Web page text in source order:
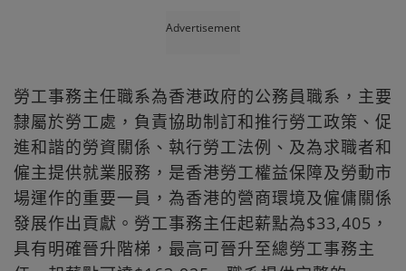
Advertisement
勞工事務主任職系為香港政府的公務員職系，主要
隸屬於勞工處，負責協助制訂和推行勞工政策、促
進和諧的勞資關係、執行勞工法例、及為求職者和
僱主提供就業服務，是香港勞工權益保障及勞動市
場運作的重要一員，為香港的營商環境及僱傭關係
發展作出貢獻。勞工事務主任起薪點為$33,405，
具有明確晉升階梯，最高可晉升至總勞工事務主